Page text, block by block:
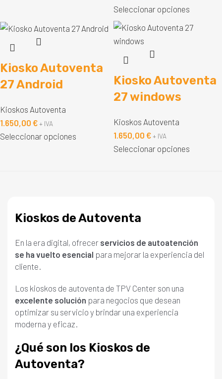
Seleccionar opciones
Kiosko Autoventa
27 Android
Kioskos Autoventa
1.650,00 €+ IVA
Seleccionar opciones
Kiosko Autoventa
27 windows
Kioskos Autoventa
1.650,00 €+ IVA
Seleccionar opciones
Kioskos de Autoventa
En la era digital, ofrecer servicios de autoatención
se ha vuelto esencial para mejorar la experiencia del
cliente.
Los kioskos de autoventa de TPV Center son una
excelente solución para negocios que desean
optimizar su servicio y brindar una experiencia
moderna y eficaz.
¿Qué son los Kioskos de
Autoventa?